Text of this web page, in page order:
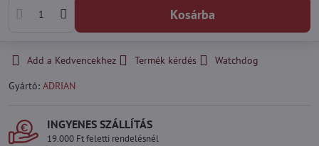
Kosárba
Add a Kedvencekhez Termék kérdés
Watchdog
Gyártó: ADRIAN
INGYENES SZÁLLÍTÁS
19.000 Ft feletti rendelésnél